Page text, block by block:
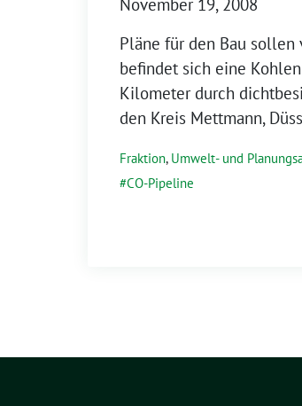
November 19, 2008
Pläne für den Bau
befindet sich eine
Kilometer durch
den Kreis Mettmann,
Fraktion, Umwelt- und
CO-Pipeline